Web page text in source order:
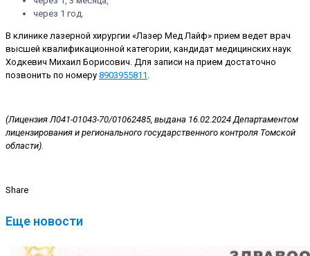
через 1 год.
В клинике лазерной хирургии «Лазер Мед Лайф» прием ведет врач
высшей квалификационной категории, кандидат медицинских наук
Ходкевич Михаил Борисович. Для записи на прием достаточно
позвонить по номеру 8903955811 .
(Лицензия Л041-01043-70/01062485, выдана 16.02.2024 Департаментом
лицензирования и регионального государственного контроля Томской
области).
Share
Еще новости